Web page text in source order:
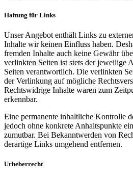
Haftung für Links
Unser Angebot enthält Links zu
Inhalte wir keinen Einfluss haben.
fremden Inhalte auch keine Gewähr
verlinkten Seiten ist stets der jeweilige
Seiten verantwortlich. Die verlinkten
der Verlinkung auf mögliche
Rechtswidrige Inhalte waren zum
erkennbar.
Eine permanente inhaltliche Kontrolle
jedoch ohne konkrete Anhaltspunkte
zumutbar. Bei Bekanntwerden von
derartige Links umgehend entfernen.
Urheberrecht